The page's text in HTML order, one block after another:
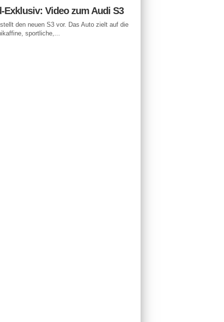
Exklusiv: Video zum Audi S3
den neuen S3 vor. Das Auto zielt auf die
sportliche,...